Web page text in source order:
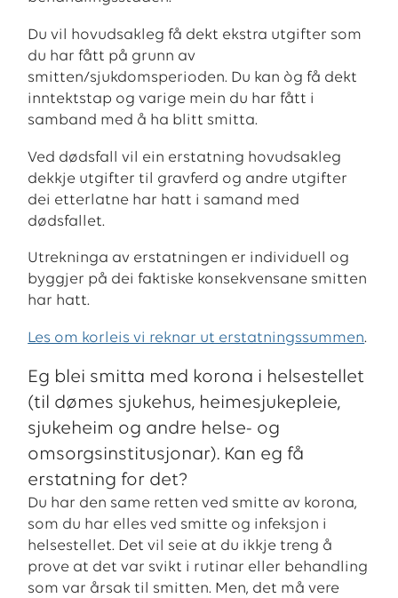
Du vil hovudsakleg få dekt ekstra utgifter som
du har fått på grunn av
smitten/sjukdomsperioden. Du kan òg få dekt
inntektstap og varige mein du har fått i
samband med å ha blitt smitta.
Ved dødsfall vil ein erstatning hovudsakleg
dekkje utgifter til gravferd og andre utgifter
dei etterlatne har hatt i samand med
dødsfallet.
Utrekninga av erstatningen er individuell og
byggjer på dei faktiske konsekvensane smitten
har hatt.
Les om korleis vi reknar ut erstatningssummen.
Eg blei smitta med korona i helsestellet
(til dømes sjukehus, heimesjukepleie,
sjukeheim og andre helse- og
omsorgsinstitusjonar). Kan eg få
erstatning for det?
Du har den same retten ved smitte av korona,
som du har elles ved smitte og infeksjon i
helsestellet. Det vil seie at du ikkje treng å
prove at det var svikt i rutinar eller behandling
som var årsak til smitten. Men, det må vere